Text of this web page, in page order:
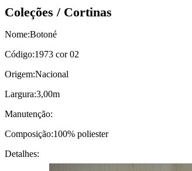
Coleções / Cortinas
Nome:Botoné
Código:1973 cor 02
Origem:Nacional
Largura:3,00m
Manutenção:
Composição:100% poliester
Detalhes: